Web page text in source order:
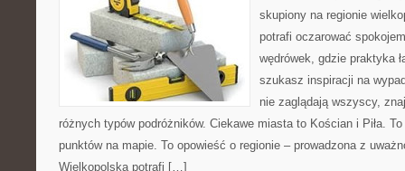
skupiony na regionie
potrafi oczarować
wędrówek, gdzie praktyka
szukasz inspiracji na
nie zaglądają wszyscy,
różnych typów podróżników. Ciekawe miasta to Kościan i Piła.
punktów na mapie. To opowieść o regionie – prowadzona z
Wielkopolska potrafi […]